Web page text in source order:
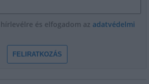
és elfogadom az adatvédelmi
FELIRATKOZÁS